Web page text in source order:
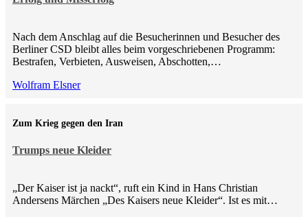
Nach dem Anschlag auf die Besucherinnen und Besucher des
Berliner CSD bleibt alles beim vorgeschriebenen Programm:
Bestrafen, Verbieten, Ausweisen, Abschotten,…
Wolfram Elsner
Trumps neue Kleider
Zum Krieg gegen den Iran
„Der Kaiser ist ja nackt“, ruft ein Kind in Hans Christian
Andersens Märchen „Des Kaisers neue Kleider“. Ist es mit…